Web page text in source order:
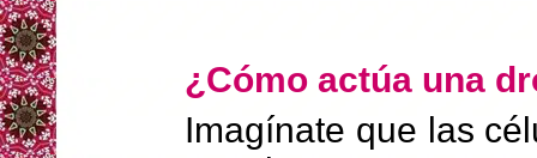
¿Cómo actúa una
Imagínate que las